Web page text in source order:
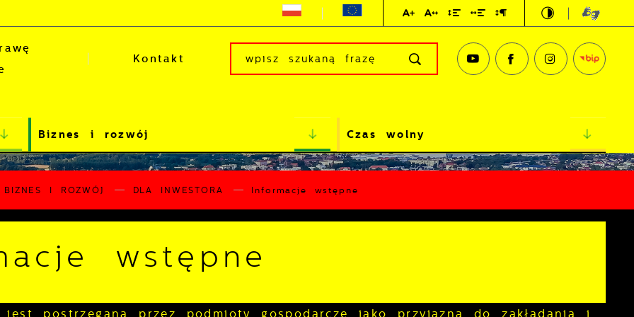
Kontakt
Biznes i rozwój Czas wolny
BIZNES I ROZWÓJ DLA INWESTORA Informacje wstępne
wstępne
jest postrzegana przez podmioty gospodarcze jako przyjazna do zakładania i